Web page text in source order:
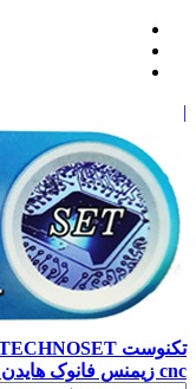
|
cnc زیمنس فانوک هایدن siemens ,fanuc, heidenhain ,hust, gsk